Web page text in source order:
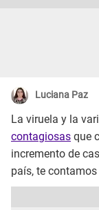
Luciana Paz
La viruela y la
contagiosas que
incremento de
país, te